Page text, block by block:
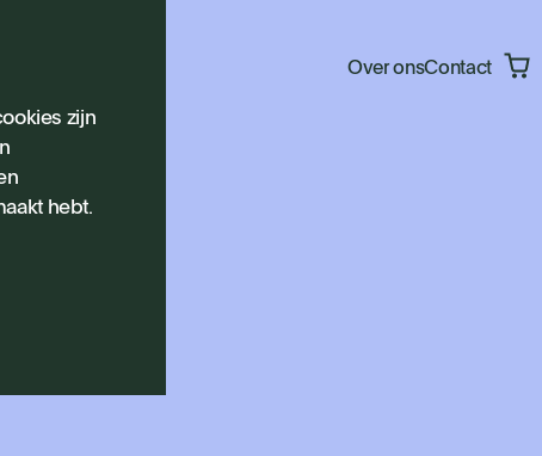
zijn
hebt.
Over onsContact